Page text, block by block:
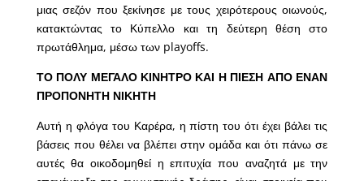
μιας σεζόν που ξεκίνησε με τους χειρότερους οιωνούς,
κατακτώντας το Κύπελλο και τη δεύτερη θέση στο
πρωτάθλημα, μέσω των playoffs.
ΤΟ ΠΟΛΥ ΜΕΓΑΛΟ ΚΙΝΗΤΡΟ ΚΑΙ Η ΠΙΕΣΗ ΑΠΟ ΕΝΑΝ
ΠΡΟΠΟΝΗΤΗ ΝΙΚΗΤΗ
Αυτή η φλόγα του Καρέρα, η πίστη του ότι έχει βάλει τις
βάσεις που θέλει να βλέπει στην ομάδα και ότι πάνω σε
αυτές θα οικοδομηθεί η επιτυχία που αναζητά με την